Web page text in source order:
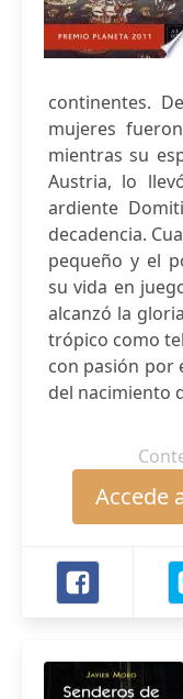
continentes.
mujeres
mientras su
Austria, lo
ardiente
decadencia.
pequeño y el
su vida en
alcanzó la
trópico como
con pasión por
del nacimiento
Accede